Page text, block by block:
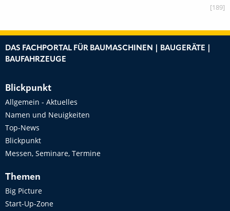
[189]
DAS FACHPORTAL FÜR BAUMASCHINEN | BAUGERÄTE |
BAUFAHRZEUGE
Blickpunkt
Allgemein - Aktuelles
Namen und Neuigkeiten
Top-News
Blickpunkt
Messen, Seminare, Termine
Themen
Big Picture
Start-Up-Zone